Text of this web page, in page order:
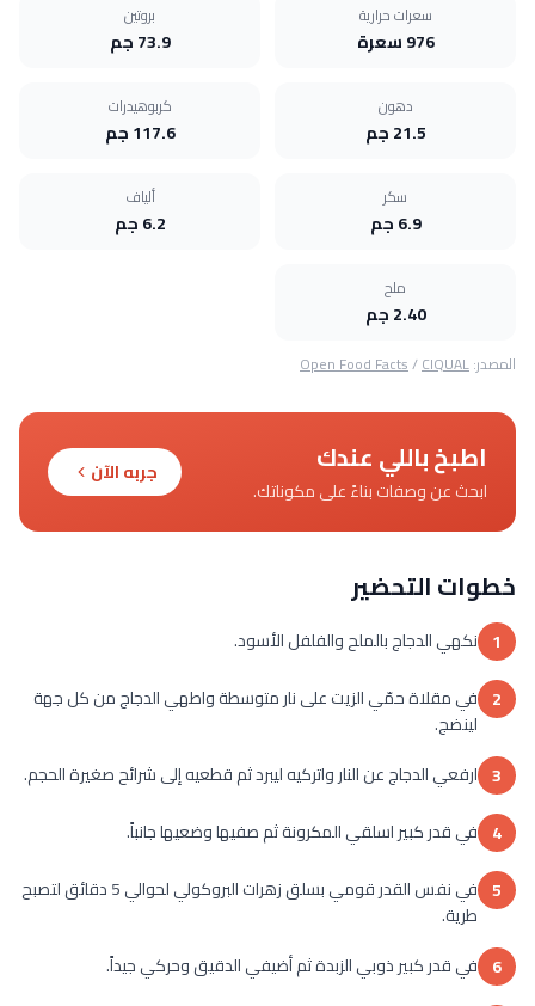
سعرات حرارية
976 سعرة
بروتين
73.9 جم
دهون
21.5 جم
كربوهيدرات
117.6 جم
سكر
6.9 جم
ألياف
6.2 جم
ملح
2.40 جم
المصدر: Open Food Facts/CIQUAL
اطبخ باللي عندك
ابحث عن وصفات بناءً على مكوناتك.
جربه الآن
خطوات التحضير
1 نكهي الدجاج بالملح والفلفل الأسود.
2 في مقلاة حمّي الزيت على نار متوسطة واطهي الدجاج من كل جهة
لينضج.
3 ارفعي الدجاج عن النار واتركيه ليبرد ثم قطعيه إلى شرائح صغيرة الحجم.
4 في قدر كبير اسلقي المكرونة ثم صفيها وضعيها جانباً.
5
في نفس القدر قومي بسلق زهرات البروكولي لحوالي 5 دقائق لتصبح
طرية.
6 في قدر كبير ذوبي الزبدة ثم أضيفي الدقيق وحركي جيداً.